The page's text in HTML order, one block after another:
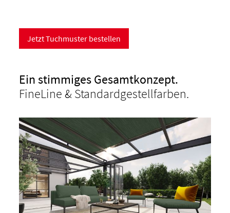
Jetzt Tuchmuster bestellen
Ein stimmiges Gesamtkonzept.
FineLine & Standardgestellfarben.